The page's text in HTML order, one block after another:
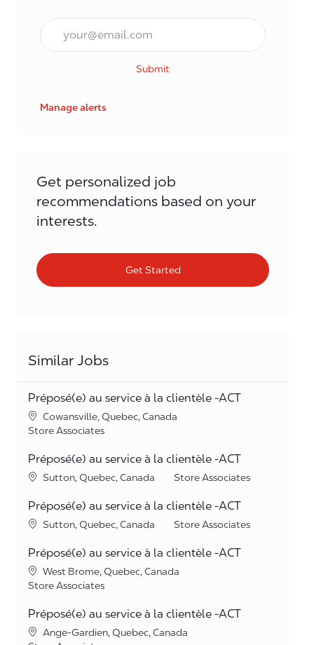
Email*
Submit
Manage alerts
Get personalized job
recommendations based on your
interests.
Get Started
Similar Jobs
Préposé(e) au service à la clientèle -ACT
Location
Cowansville, Quebec, Canada
Category
Store Associates
Préposé(e) au service à la clientèle -ACT
Location
Sutton, Quebec, Canada Category
Store Associates
Préposé(e) au service à la clientèle -ACT
Location
Sutton, Quebec, Canada Category
Store Associates
Préposé(e) au service à la clientèle -ACT
Location
West Brome, Quebec, Canada
Category
Store Associates
Préposé(e) au service à la clientèle -ACT
Location
Ange-Gardien, Quebec, Canada